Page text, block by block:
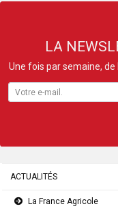
LA
Une fois par semaine, de
ACTUALITÉS
La France Agricole